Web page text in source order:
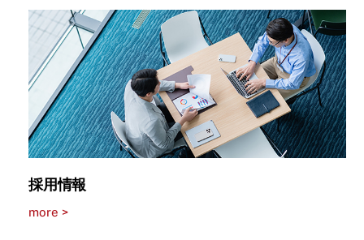
採用情報
more >